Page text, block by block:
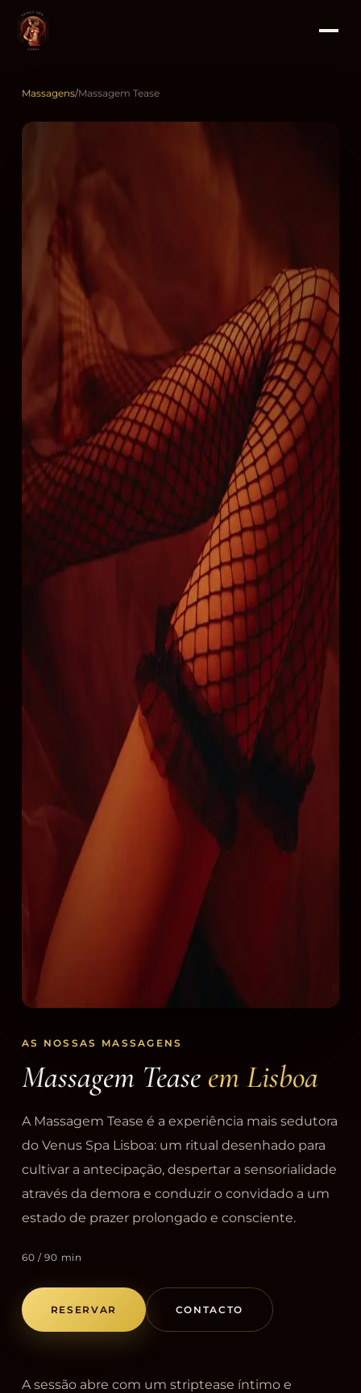
Massagens/Massagem Tease
AS NOSSAS MASSAGENS
Massagem Tease em Lisboa
A Massagem Tease é a experiência mais sedutora
do Venus Spa Lisboa: um ritual desenhado para
cultivar a antecipação, despertar a sensorialidade
através da demora e conduzir o convidado a um
estado de prazer prolongado e consciente.
60 / 90 min
RESERVAR CONTACTO
A sessão abre com um striptease íntimo e